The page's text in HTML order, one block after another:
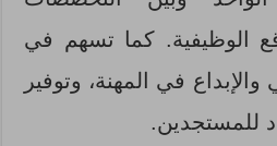
الوظيفية. كما تسهم في
في المهنة، وتوفير
للمستجدين.